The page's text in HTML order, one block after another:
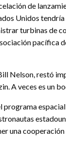
de
Unidos
turbinas de
pacífica
Nelson, restó
A veces es un
programa
una